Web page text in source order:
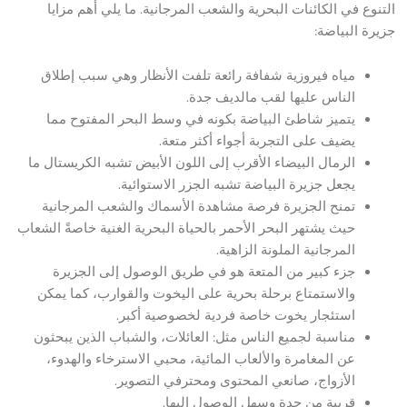
التنوع في الكائنات البحرية والشعب المرجانية. ما يلي أهم مزايا
جزيرة البياضة:
مياه فيروزية شفافة رائعة تلفت الأنظار وهي سبب إطلاق
الناس عليها لقب مالديف جدة.
يتميز شاطئ البياضة بكونه في وسط البحر المفتوح مما
يضيف على التجربة أجواء أكثر متعة.
الرمال البيضاء الأقرب إلى اللون الأبيض تشبه الكريستال ما
يجعل جزيرة البياضة تشبه الجزر الاستوائية.
تمنح الجزيرة فرصة مشاهدة الأسماك والشعب المرجانية
حيث يشتهر البحر الأحمر بالحياة البحرية الغنية خاصةً الشعاب
المرجانية الملونة الزاهية.
جزء كبير من المتعة هو في طريق الوصول إلى الجزيرة
والاستمتاع برحلة بحرية على اليخوت والقوارب، كما يمكن
استئجار يخوت خاصة فردية لخصوصية أكبر.
مناسبة لجميع الناس مثل: العائلات، والشباب الذين يبحثون
عن المغامرة والألعاب المائية، محبي الاسترخاء والهدوء،
الأزواج، صانعي المحتوى ومحترفي التصوير.
قريبة من جدة وسهل الوصول إليها.